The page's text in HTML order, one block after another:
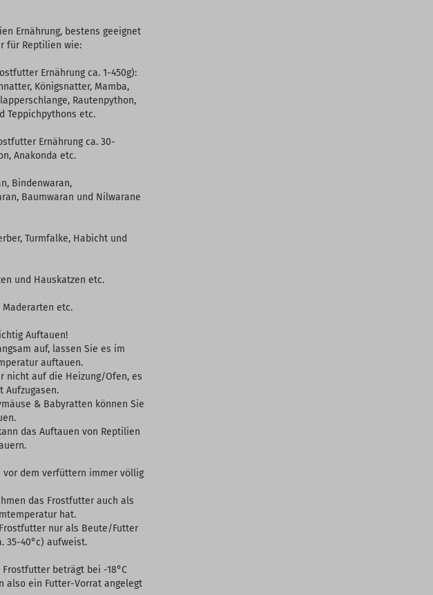
Ernährung, bestens geeignet
für Reptilien wie:
Ernährung ca. 1-450g):
Königsnatter, Mamba,
Rautenpython,
Teppichpythons etc.
Ernährung ca. 30-
Anakonda etc.
Bindenwaran,
Baumwaran und Nilwarane
Turmfalke, Habicht und
und Hauskatzen etc.
etc.
Auftauen!
auf, lassen Sie es im
auftauen.
nicht auf die Heizung/Ofen, es
Aufzugasen.
& Babyratten können Sie
das Auftauen von Reptilien
dem verfüttern immer völlig
das Frostfutter auch als
hat.
nur als Beute/Futter
35-40°c) aufweist.
beträgt bei -18°C
also ein Futter-Vorrat angelegt